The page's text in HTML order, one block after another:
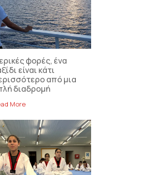
φορές, ένα
είναι κάτι
από μια
διαδρομή
More